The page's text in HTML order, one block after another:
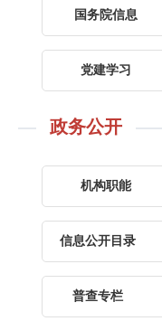
国务院信息
党建学习
政务公开
机构职能
信息公开目录
普查专栏